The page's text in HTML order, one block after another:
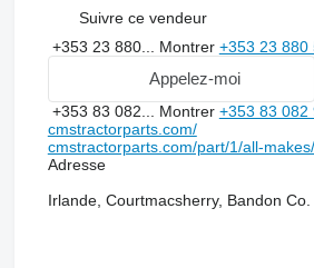
Suivre ce vendeur
+353 23 880... Montrer +353 23 880
Appelez-moi
+353 83 082... Montrer +353 83 082
cmstractorparts.com/
cmstractorparts.com/part/1/all-
Adresse
Irlande, Courtmacsherry, Bandon Co.